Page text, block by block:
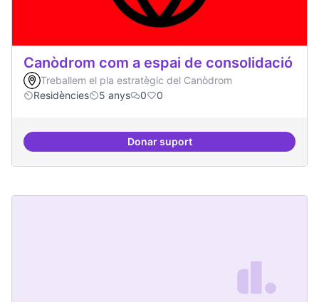
Canòdrom com a espai de consolidació
Treballem el pla estratègic del Canòdrom
Residències
5 anys 0 0
Donar suportCanòdrom com a espai de